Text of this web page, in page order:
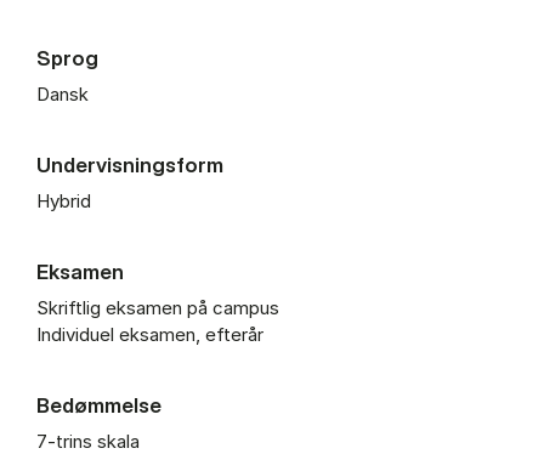
Sprog
Dansk
Undervisningsform
Hybrid
Eksamen
Skriftlig eksamen på campus
Individuel eksamen, efterår
Bedømmelse
7-trins skala